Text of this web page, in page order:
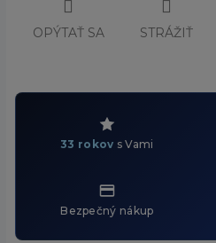
OPÝTAŤ SA STRÁŽIŤ
33 rokov s Vami
Bezpečný nákup